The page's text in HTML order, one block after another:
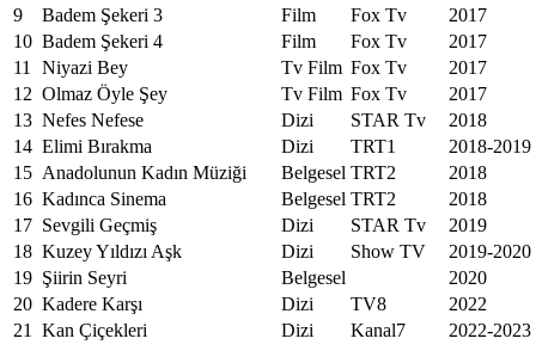
9
Badem Şekeri 3 Film Fox Tv
2017
10 Badem Şekeri 4 Film Fox Tv
2017
11
Niyazi Bey Tv Film Fox Tv
2017
12 Olmaz Öyle Şey Tv Film Fox Tv
2017
13 Nefes Nefese Dizi STAR Tv
2018
14 Elimi Bırakma Dizi TRT1
2018-2019
15 Anadolunun Kadın Müziği Belgesel TRT2
2018
16 Kadınca Sinema Belgesel TRT2
2018
17 Sevgili Geçmiş Dizi STAR Tv
2019
18 Kuzey Yıldızı Aşk Dizi Show TV
2019-2020
19 Şiirin Seyri Belgesel
2020
20 Kadere Karşı Dizi TV8
2022
21
Kan Çiçekleri Dizi Kanal7 2022-2023